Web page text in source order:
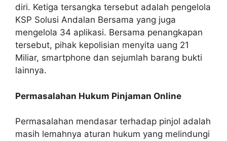
diri. Ketiga tersangka tersebut adalah pengelola
KSP Solusi Andalan Bersama yang juga
mengelola 34 aplikasi. Bersama penangkapan
tersebut, pihak kepolisian menyita uang 21
Miliar, smartphone dan sejumlah barang bukti
lainnya.
Permasalahan Hukum Pinjaman Online
Permasalahan mendasar terhadap pinjol adalah
masih lemahnya aturan hukum yang melindungi